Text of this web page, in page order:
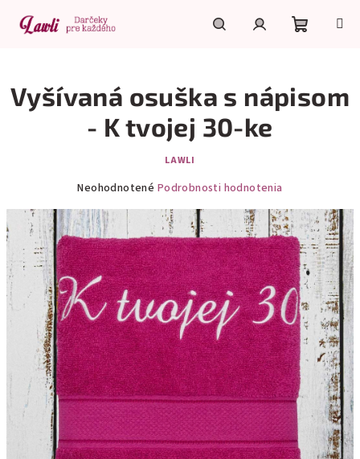
obsah
košík
Vyšívaná osuška s nápisom
- K tvojej 30-ke
LAWLI
produktu
je
z
5
hviezdičiek.
Neohodnotené Podrobnosti hodnotenia